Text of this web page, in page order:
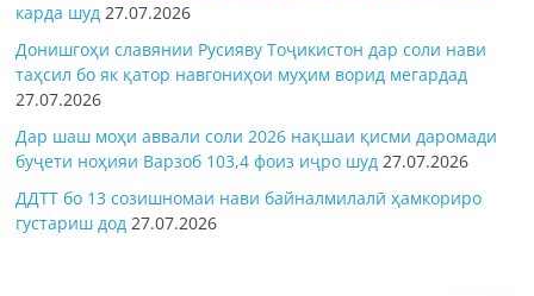
карда шуд 27.07.2026
Донишгоҳи славянии Русияву Тоҷикистон дар соли нави
таҳсил бо як қатор навгониҳои муҳим ворид мегардад
27.07.2026
Дар шаш моҳи аввали соли 2026 нақшаи қисми даромади
буҷети ноҳияи Варзоб 103,4 фоиз иҷро шуд 27.07.2026
ДДТТ бо 13 созишномаи нави байналмилалӣ ҳамкориро
густариш дод 27.07.2026